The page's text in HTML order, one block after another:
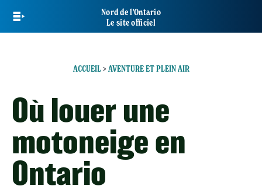
main
Nord de l'Ontario
Le site officiel
ACCUEIL> AVENTURE ET PLEIN AIR
Où louer une
motoneige en
Ontario